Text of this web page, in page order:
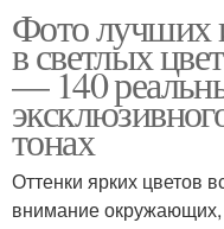
Фото лучших
в светлых
— 140
тонах
Оттенки ярких цветов
внимание окружающих,